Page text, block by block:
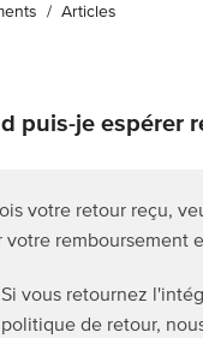
Articles
puis-je espérer
votre retour reçu,
votre remboursement
Si vous retournez
politique de retour,